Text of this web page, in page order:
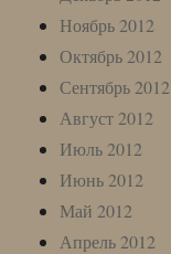
Ноябрь 2012
Октябрь 2012
Сентябрь 2012
Август 2012
Июль 2012
Июнь 2012
Май 2012
Апрель 2012